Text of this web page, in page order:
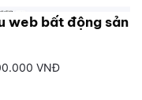
web bất động sản
VNĐ